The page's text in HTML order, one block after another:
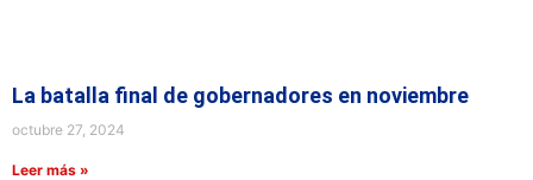
La batalla final de gobernadores en noviembre
octubre 27, 2024
Leer más »